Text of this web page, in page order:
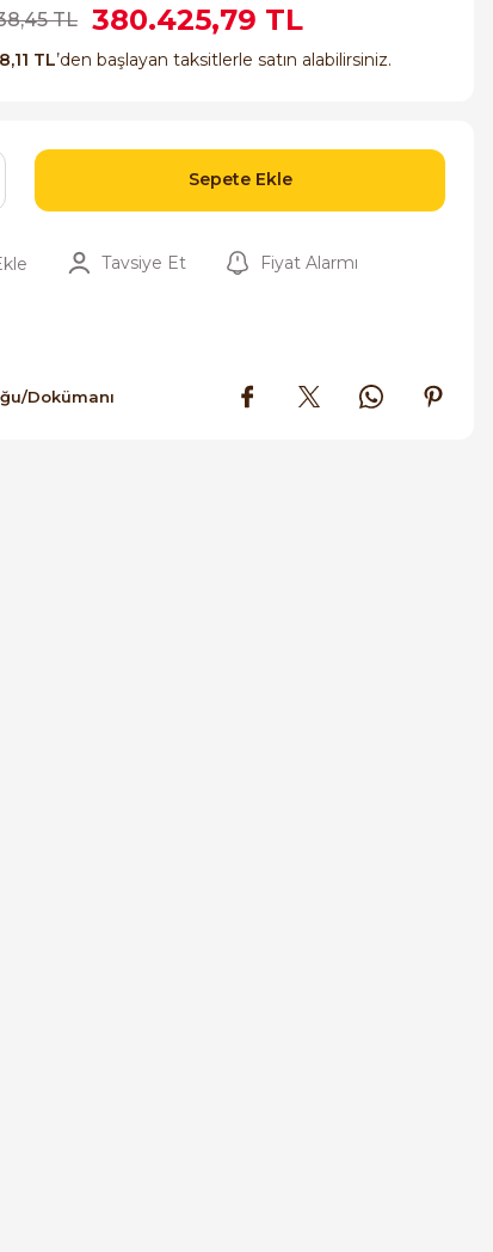
TL 380.425,79 TL
TL’den başlayan taksitlerle satın alabilirsiniz.
Sepete Ekle
Tavsiye Et Fiyat Alarmı
Dokümanı